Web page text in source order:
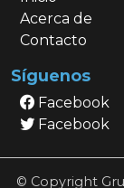
Acerca de
Contacto
Síguenos
Facebook
Facebook
© Copyright